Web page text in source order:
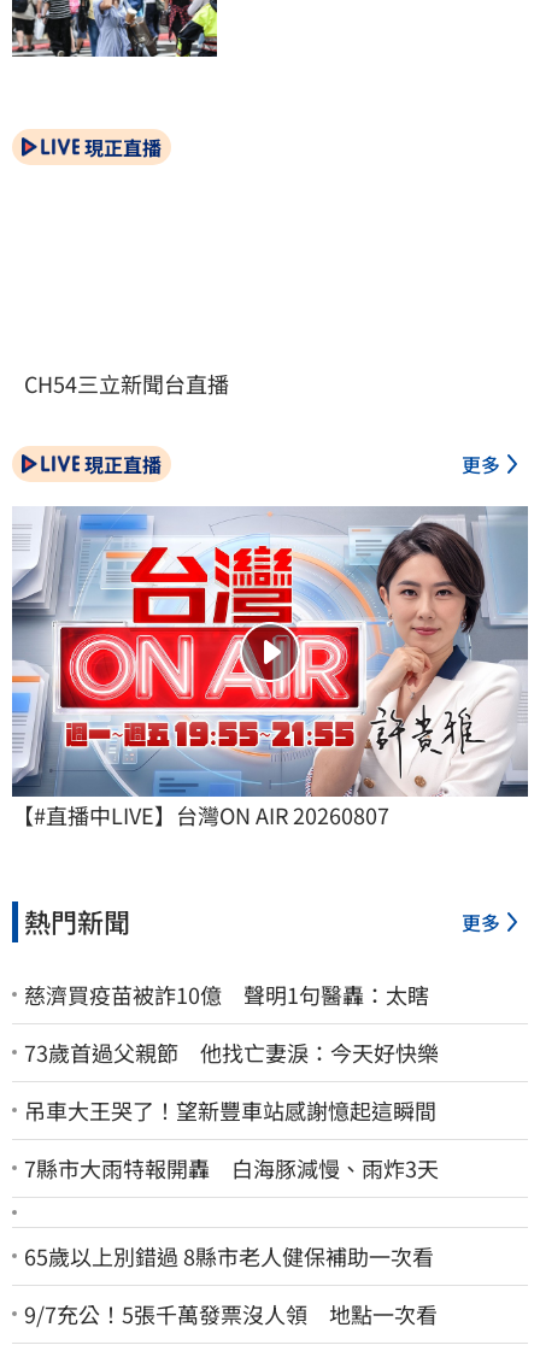
現正直播
CH54三立新聞台直播
現正直播 更多
【#直播中LIVE】台灣ON AIR 20260807
熱門新聞 更多
慈濟買疫苗被詐10億 聲明1句醫轟：太瞎
73歲首過父親節 他找亡妻淚：今天好快樂
吊車大王哭了！望新豐車站感謝憶起這瞬間
7縣市大雨特報開轟 白海豚減慢、雨炸3天
65歲以上別錯過 8縣市老人健保補助一次看
9/7充公！5張千萬發票沒人領 地點一次看